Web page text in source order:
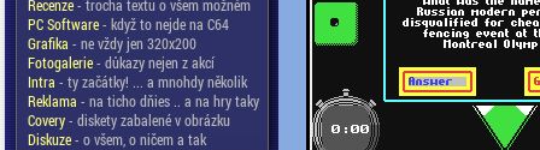
Recenze- trocha textu o všem možném
PC Software- když to nejde na C64
Grafika - ne vždy jen 320x200
Fotogalerie- důkazy nejen z akcí
Intra - ty začátky! ... a mnohdy několik
Reklama - na ticho dňies .. a na hry taky
Covery- diskety zabalené v obrázku
Diskuze- o všem, o ničem a tak